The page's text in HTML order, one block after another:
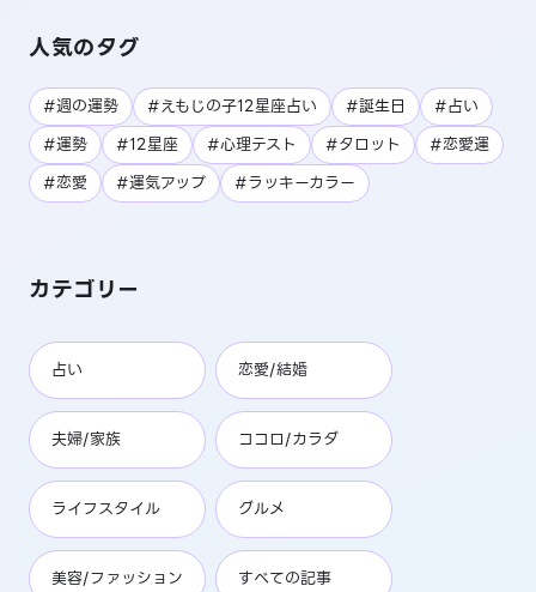
人気のタグ
#週の運勢 #えもじの子12星座占い #誕生日
#占い
#運勢
#12星座 #心理テスト #タロット
#恋愛運
#恋愛
#運気アップ #ラッキーカラー
カテゴリー
占い 恋愛/結婚
夫婦/家族 ココロ/カラダ
ライフスタイル グルメ
美容/ファッション すべての記事